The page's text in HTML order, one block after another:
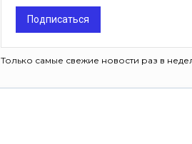
Подписаться
Только самые свежие новости раз в